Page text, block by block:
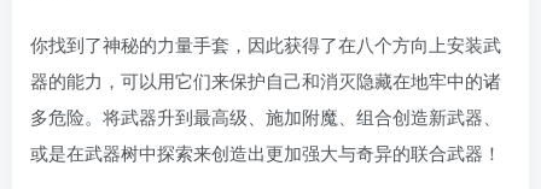
你找到了神秘的力量手套，因此获得了在八个方向上安装武
器的能力，可以用它们来保护自己和消灭隐藏在地牢中的诸
多危险。将武器升到最高级、施加附魔、组合创造新武器、
或是在武器树中探索来创造出更加强大与奇异的联合武器！